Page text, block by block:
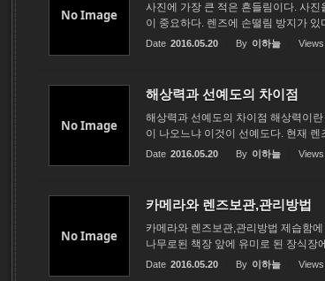
No Image
사진에 가장 큰 적은 흔들림이다. 사
이 중요하다. 렌즈에 손떨림 방지가
Date 2016.05.20 By 이하늘 Views
No Image
해상력과 선예도의 차이점
해상력과 선예도의 차이점 해상력이
이 나오느냐 이것이 선예도다. 현재
Date 2016.05.20 By 이하늘 Views
No Image
카메라와 렌즈보관,관리방법
카메라와 렌즈보관,관리방법 제습함
나무로된 책장 앞에 유미로 된 장식장
Date 2016.05.20 By 이하늘 Views